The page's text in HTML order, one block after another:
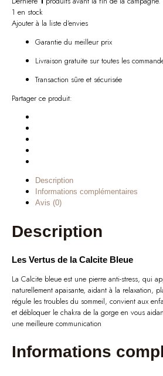
1 en stock
Ajouter à la liste d'envies
Garantie du meilleur prix
Livraison gratuite sur toutes les
Transaction sûre et sécurisée
Partager ce produit:
Description
Informations complémentaires
Avis (0)
Description
Les Vertus de la Calcite Bleue
La Calcite bleue est une pierre anti-stress, qui
naturellement apaisante, aidant à la relaxation,
régule les troubles du sommeil, convient aux
et débloquer le chakra de la gorge en vous
une meilleure communication
Informations